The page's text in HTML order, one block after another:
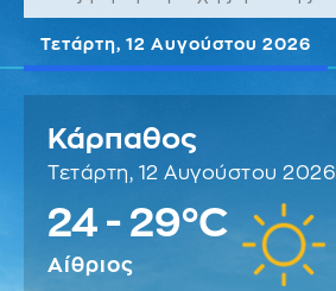
Τετάρτη, 12 Αυγούστου 2026
Κάρπαθος
Τετάρτη, 12 Αυγούστου 2026
24 - 29°C
Αίθριος